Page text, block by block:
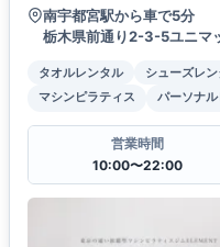
南宇都宮駅から車で5分
栃木県前通り2-3-5ユニマ
タオルレンタル シューズレ
マシンピラティス
パーソナ
営業時間
10:00〜22:00